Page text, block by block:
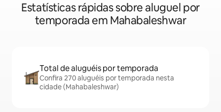
Estatísticas rápidas sobre aluguel por
temporada em Mahabaleshwar
Total de aluguéis por temporada
Confira 270 aluguéis por temporada nesta
cidade (Mahabaleshwar)